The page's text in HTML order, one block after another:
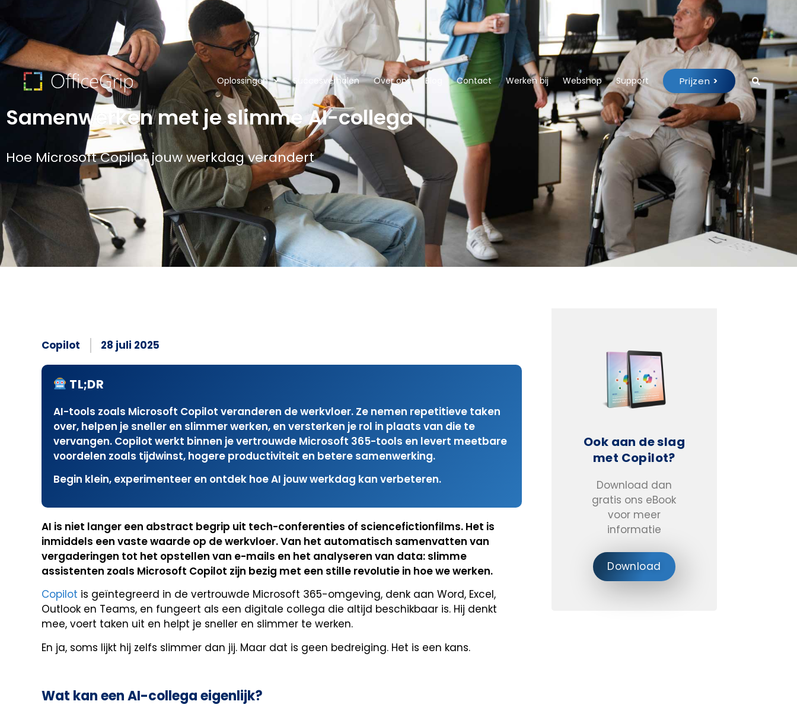
Oplossingen Succesverhalen Over ons Blog Contact Werken bij Webshop Support Prijzen >
Samenwerken met je slimme AI-collega
Hoe Microsoft Copilot jouw werkdag verandert
Copilot 28 juli 2025
TL;DR
AI-tools zoals Microsoft Copilot veranderen de werkvloer. Ze nemen repetitieve taken
over, helpen je sneller en slimmer werken, en versterken je rol in plaats van die te
vervangen. Copilot werkt binnen je vertrouwde Microsoft 365-tools en levert meetbare
voordelen zoals tijdwinst, hogere productiviteit en betere samenwerking.
Begin klein, experimenteer en ontdek hoe AI jouw werkdag kan verbeteren.
AI is niet langer een abstract begrip uit tech-conferenties of sciencefictionfilms. Het is
inmiddels een vaste waarde op de werkvloer. Van het automatisch samenvatten van
vergaderingen tot het opstellen van e-mails en het analyseren van data: slimme
assistenten zoals Microsoft Copilot zijn bezig met een stille revolutie in hoe we werken.
Copilot is geïntegreerd in de vertrouwde Microsoft 365-omgeving, denk aan Word, Excel,
Outlook en Teams, en fungeert als een digitale collega die altijd beschikbaar is. Hij denkt
mee, voert taken uit en helpt je sneller en slimmer te werken.
En ja, soms lijkt hij zelfs slimmer dan jij. Maar dat is geen bedreiging. Het is een kans.
Wat kan een AI-collega eigenlijk?
Ook aan de slag
met Copilot?
Download dan
gratis ons eBook
voor meer
informatie
Download